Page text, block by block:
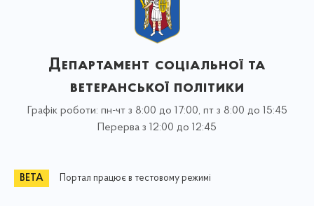
Департамент соціальної та
ветеранської політики
Графік роботи: пн-чт з 8:00 до 17:00, пт з 8:00 до 15:45
Перерва з 12:00 до 12:45
Портал працює в тестовому режимі